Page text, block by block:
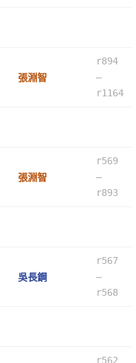
張淵智
r894
–
r1164
張淵智
r569
–
r893
吳長鋼
r567
–
r568
r562